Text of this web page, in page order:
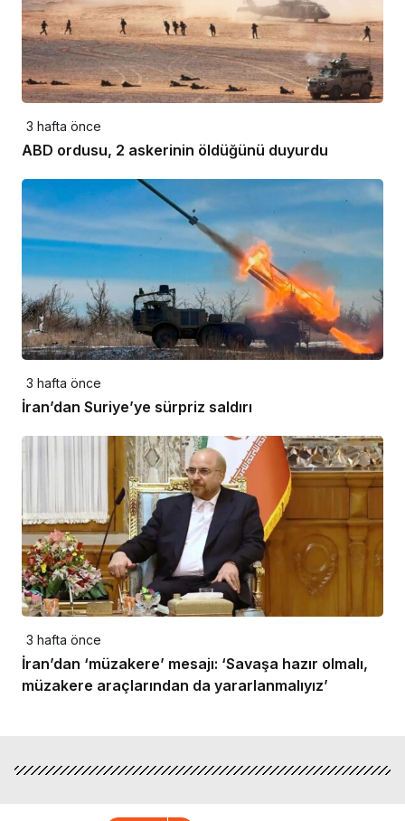
3 hafta önce
ABD ordusu, 2 askerinin öldüğünü duyurdu
3 hafta önce
İran’dan Suriye’ye sürpriz saldırı
3 hafta önce
İran’dan ‘müzakere’ mesajı: ‘Savaşa hazır olmalı,
müzakere araçlarından da yararlanmalıyız’